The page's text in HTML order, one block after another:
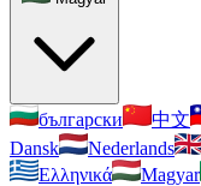
български 中文
Dansk
Nederlands
Ελληνικά
Magyar